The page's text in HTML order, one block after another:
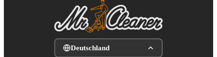
Deutschland